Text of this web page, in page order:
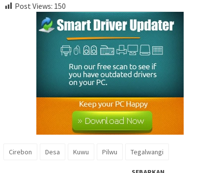
Post Views: 150
Cirebon Desa Kuwu Pilwu Tegalwangi